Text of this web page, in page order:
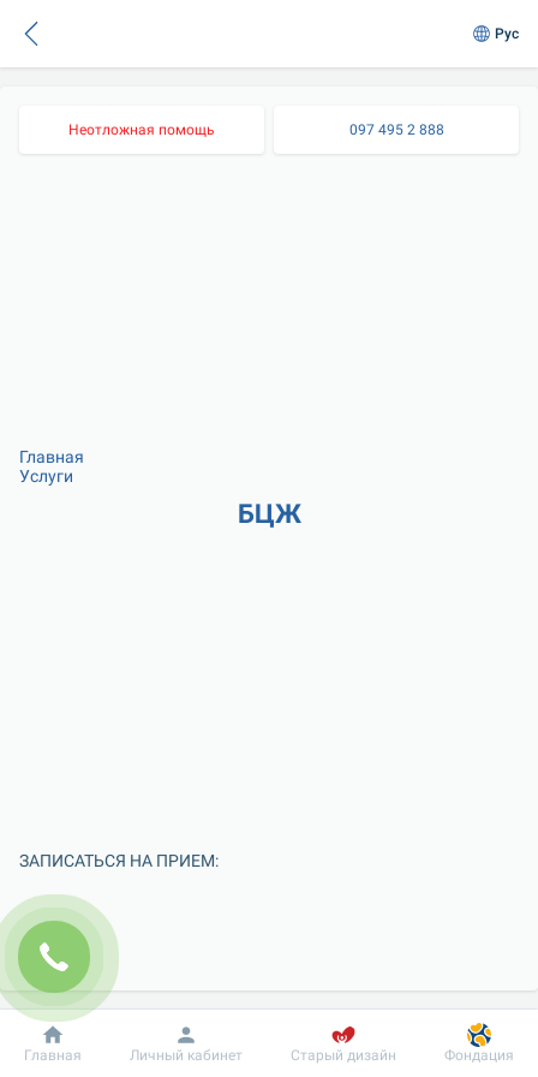
Рус
Неотложная помощь 097 495 2 888
Главная
Услуги
БЦЖ
ЗАПИСАТЬСЯ НА ПРИЕМ:
Добробут Информация Пациенту
Главная Личный кабинет Старый дизайн Фондация